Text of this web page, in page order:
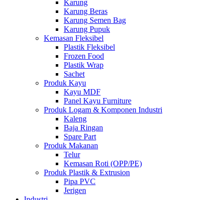
Karung
Karung Beras
Karung Semen Bag
Karung Pupuk
Kemasan Fleksibel
Plastik Fleksibel
Frozen Food
Plastik Wrap
Sachet
Produk Kayu
Kayu MDF
Panel Kayu Furniture
Produk Logam & Komponen Industri
Kaleng
Baja Ringan
Spare Part
Produk Makanan
Telur
Kemasan Roti (OPP/PE)
Produk Plastik & Extrusion
Pipa PVC
Jerigen